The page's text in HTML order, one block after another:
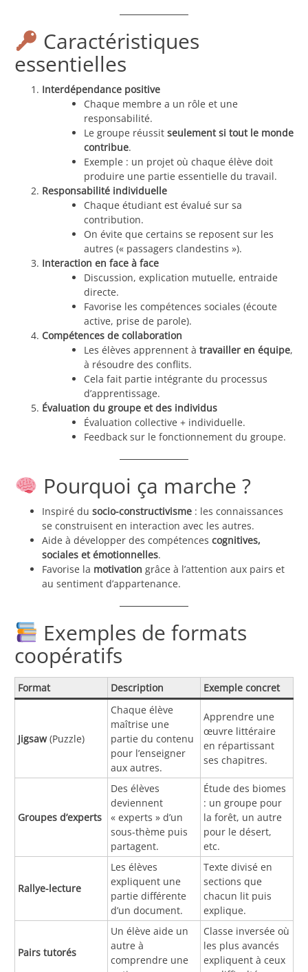
Caractéristiques
essentielles
Interdépendance positive
Chaque membre a un rôle et une
responsabilité.
Le groupe réussit seulement si tout le monde
contribue.
Exemple : un projet où chaque élève doit
produire une partie essentielle du travail.
Responsabilité individuelle
Chaque étudiant est évalué sur sa
contribution.
On évite que certains se reposent sur les
autres (« passagers clandestins »).
Interaction en face à face
Discussion, explication mutuelle, entraide
directe.
Favorise les compétences sociales (écoute
active, prise de parole).
Compétences de collaboration
Les élèves apprennent à travailler en équipe,
à résoudre des conflits.
Cela fait partie intégrante du processus
d’apprentissage.
Évaluation du groupe et des individus
Évaluation collective + individuelle.
Feedback sur le fonctionnement du groupe.
Pourquoi ça marche ?
Inspiré du socio-constructivisme : les connaissances
se construisent en interaction avec les autres.
Aide à développer des compétences cognitives,
sociales et émotionnelles.
Favorise la motivation grâce à l’attention aux pairs et
au sentiment d’appartenance.
Exemples de formats
coopératifs
Format Description Exemple concret
Jigsaw(Puzzle)
Chaque élève
maîtrise une
partie du contenu
pour l’enseigner
aux autres.
Apprendre une
œuvre littéraire
en répartissant
ses chapitres.
Groupes d’experts
Des élèves
deviennent
« experts » d’un
sous-thème puis
partagent.
Étude des biomes
: un groupe pour
la forêt, un autre
pour le désert,
etc.
Rallye-lecture
Les élèves
expliquent une
partie différente
d’un document.
Texte divisé en
sections que
chacun lit puis
explique.
Pairs tutorés
Un élève aide un
autre à
comprendre une
Classe inversée où
les plus avancés
expliquent à ceux